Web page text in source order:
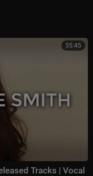
55:45
Tracks | Vocal